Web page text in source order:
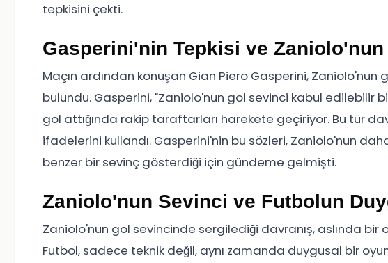
tepkisini çekti.
Gasperini'nin Tepkisi ve
Maçın ardından konuşan Gian Piero Gasperini,
bulundu. Gasperini, "Zaniolo'nun gol sevinci kabul edilebilir
gol attığında rakip taraftarları harekete geçiriyor. Bu tür
ifadelerini kullandı. Gasperini'nin bu sözleri, Zaniolo'nun
benzer bir sevinç gösterdiği için gündeme gelmişti.
Zaniolo'nun Sevinci ve Futbolun
Zaniolo'nun gol sevincinde sergilediği davranış, aslında
Futbol, sadece teknik değil, aynı zamanda duygusal bir